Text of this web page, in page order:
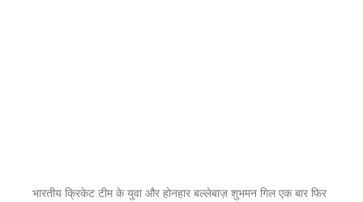
भारतीय क्रिकेट टीम के युवा और होनहार बल्लेबाज़ शुभमन गिल एक बार फिर